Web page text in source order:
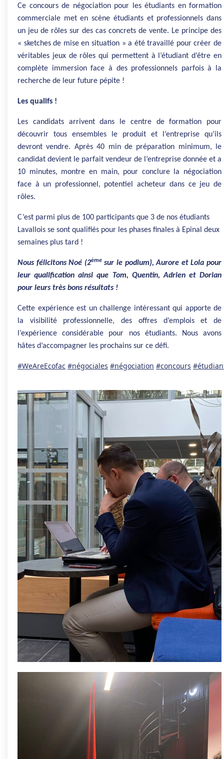
Ce concours de négociation pour les étudiants en formation
commerciale met en scène étudiants et professionnels dans
un jeu de rôles sur des cas concrets de vente. Le principe des
« sketches de mise en situation » a été travaillé pour créer de
véritables jeux de rôles qui permettent à l’étudiant d’être en
complète immersion face à des professionnels parfois à la
recherche de leur future pépite !
Les qualifs !
Les candidats arrivent dans le centre de formation pour
découvrir tous ensembles le produit et l’entreprise qu’ils
devront vendre. Après 40 min de préparation minimum, le
candidat devient le parfait vendeur de l’entreprise donnée et a
10 minutes, montre en main, pour conclure la négociation
face à un professionnel, potentiel acheteur dans ce jeu de
rôles.
C’est parmi plus de 100 participants que 3 de nos étudiants
Lavallois se sont qualifiés pour les phases finales à Epinal deux
semaines plus tard !
Nous félicitons Noé (2èmesur le podium), Aurore et Lola pour
leur qualification ainsi que Tom, Quentin, Adrien et Dorian
pour leurs très bons résultats !
Cette expérience est un challenge intéressant qui apporte de
la visibilité professionnelle, des offres d’emplois et de
l’expérience considérable pour nos étudiants. Nous avons
hâtes d’accompagner les prochains sur ce défi.
#WeAreEcofac #négociales #négociation #concours